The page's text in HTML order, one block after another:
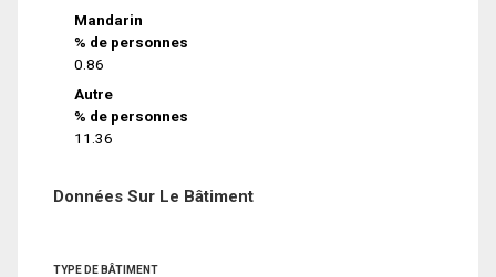
Mandarin
% de personnes
0.86
Autre
% de personnes
11.36
Données Sur Le Bâtiment
TYPE DE BÂTIMENT